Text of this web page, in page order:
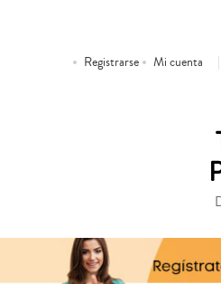
Registrarse Mi cuenta